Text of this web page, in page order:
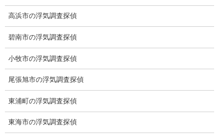
愛知県名古屋市中区栄3-7ｰ4
Toshin.Sakuraビル 10F
愛知県名古屋市中区新栄2丁目41-11
愛知県公安委員会 第54250033号
高浜市の浮気調査探偵
碧南市の浮気調査探偵
小牧市の浮気調査探偵
尾張旭市の浮気調査探偵
東浦町の浮気調査探偵
東海市の浮気調査探偵